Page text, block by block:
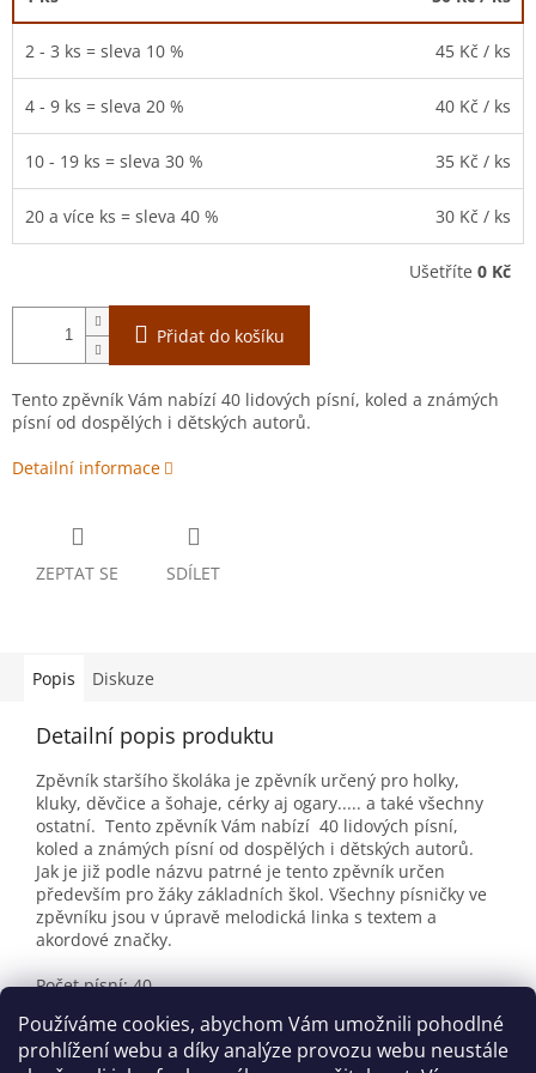
Používáme cookies, abychom Vám umožnili pohodlné
prohlížení webu a díky analýze provozu webu neustále
2 - 3 ks = sleva 10 % 45 Kč / ks
4 - 9 ks = sleva 20 % 40 Kč / ks
10 - 19 ks = sleva 30 % 35 Kč / ks
20 a více ks = sleva 40 % 30 Kč / ks
Ušetříte 0 Kč
Přidat do košíku
Tento zpěvník Vám nabízí 40 lidových písní, koled a známých
písní od dospělých i dětských autorů.
Detailní informace
ZEPTAT SE SDÍLET
Popis Diskuze
Detailní popis produktu
Zpěvník staršího školáka je zpěvník určený pro holky,
kluky, děvčice a šohaje, cérky aj ogary..... a také všechny
ostatní. Tento zpěvník Vám nabízí 40 lidových písní,
koled a známých písní od dospělých i dětských autorů.
Jak je již podle názvu patrné je tento zpěvník určen
především pro žáky základních škol. Všechny písničky ve
zpěvníku jsou v úpravě melodická linka s textem a
akordové značky.
Počet písní: 40
Velikost: 150 x 210 mm